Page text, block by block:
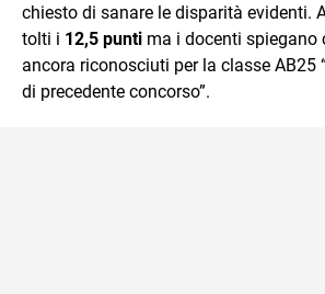
chiesto di sanare le disparità evidenti.
tolti i 12,5 punti ma i docenti spiegano
ancora riconosciuti per la classe AB25
di precedente concorso”.